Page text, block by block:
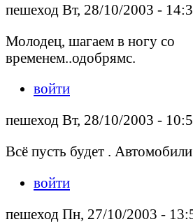
пешеход Вт, 28/10/2003 -
Молодец, шагаем в ногу со
временем..одобрямс.
войти
пешеход Вт, 28/10/2003 -
Всё пусть будет .
войти
пешеход Пн, 27/10/2003 -